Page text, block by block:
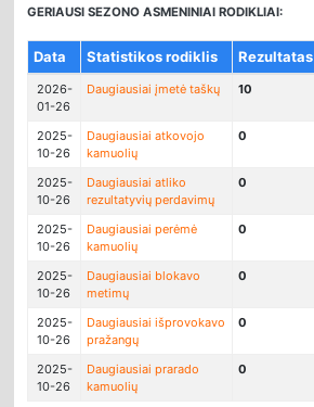
GERIAUSI SEZONO ASMENINIAI RODIKLIAI:
Data Statistikos rodiklis Rezultatas
2026-
01-26
Daugiausiai įmetė taškų 10
2025-
10-26
Daugiausiai atkovojo
kamuolių
0
2025-
10-26
Daugiausiai atliko
rezultatyvių perdavimų
0
2025-
10-26
Daugiausiai perėmė
kamuolių
0
2025-
10-26
Daugiausiai blokavo
metimų
0
2025-
10-26
Daugiausiai išprovokavo
pražangų
0
2025-
10-26
Daugiausiai prarado
kamuolių
0